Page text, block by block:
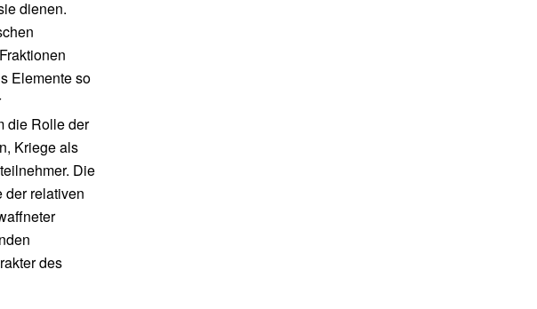
dienen.
Elemente so
die Rolle der
Kriege als
Die
der relativen
des